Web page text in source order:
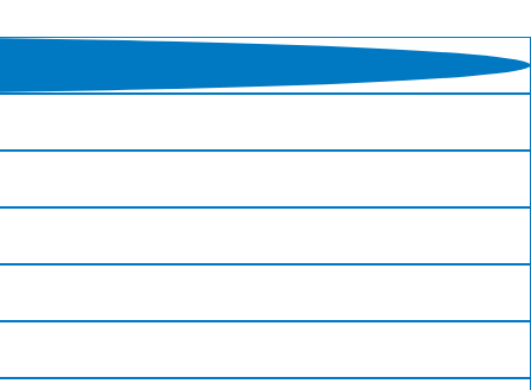
排気
岩、洞門、洞窟などが豪壮な景観を
なし、若狭湾国定公園を代表する景
勝地となっている。若狭フィ…